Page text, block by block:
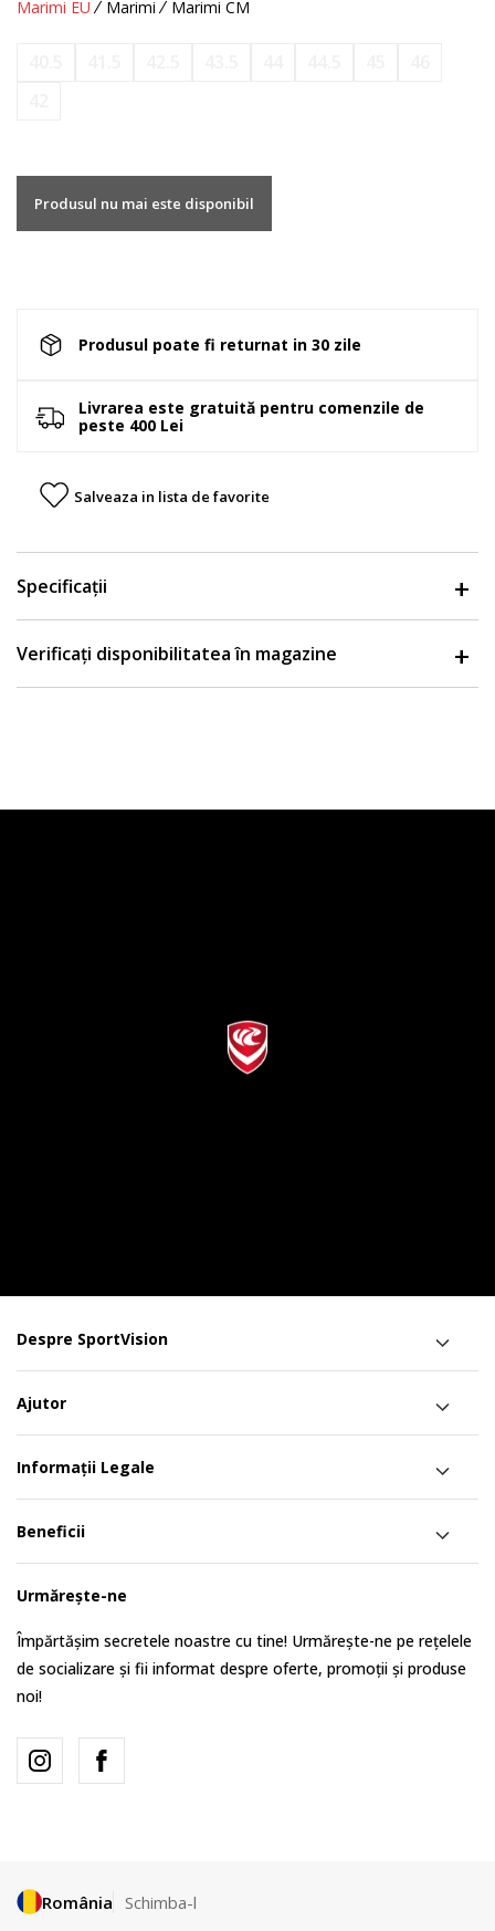
Marimi EU Marimi Marimi CM
Produsul nu mai este disponibil
Produsul poate fi returnat in 30 zile
Livrarea este gratuită pentru comenzile de
peste 400 Lei
Salveaza in lista de favorite
Specificații
Verificați disponibilitatea în magazine
Despre SportVision
Ajutor
Informații Legale
Beneficii
Urmărește-ne
Împărtășim secretele noastre cu tine! Urmărește-ne pe rețelele
de socializare și fii informat despre oferte, promoții și produse
noi!
România Schimba-l